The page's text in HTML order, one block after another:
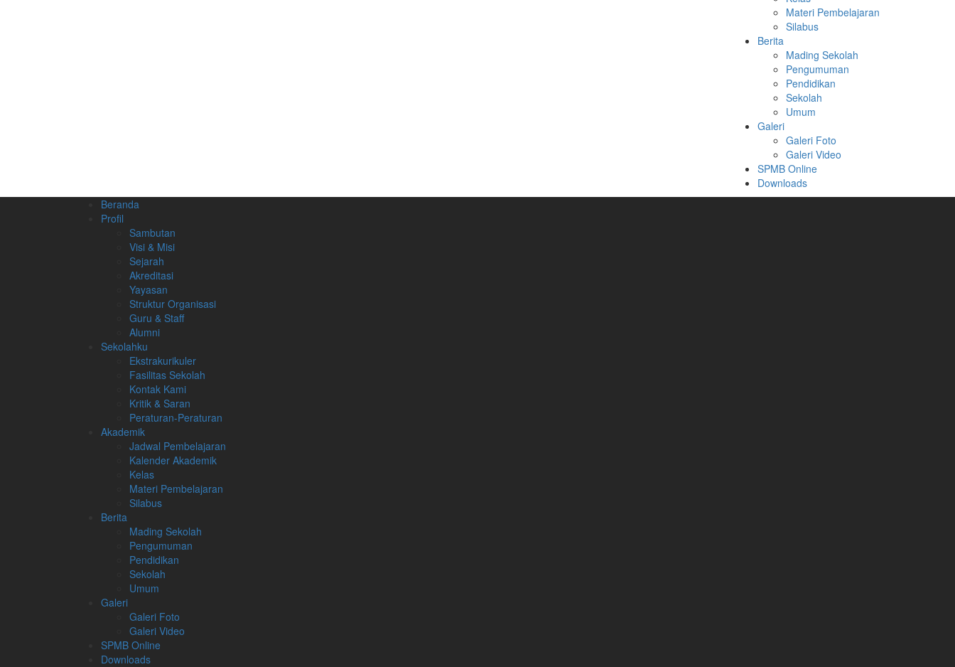
Materi Pembelajaran
Silabus
Berita
Mading Sekolah
Pengumuman
Pendidikan
Sekolah
Umum
Galeri
Galeri Foto
Galeri Video
SPMB Online
Downloads
Beranda
Profil
Sambutan
Visi & Misi
Sejarah
Akreditasi
Yayasan
Struktur Organisasi
Guru & Staff
Alumni
Sekolahku
Ekstrakurikuler
Fasilitas Sekolah
Kontak Kami
Kritik & Saran
Peraturan-Peraturan
Akademik
Jadwal Pembelajaran
Kalender Akademik
Kelas
Materi Pembelajaran
Silabus
Berita
Mading Sekolah
Pengumuman
Pendidikan
Sekolah
Umum
Galeri
Galeri Foto
Galeri Video
SPMB Online
Downloads